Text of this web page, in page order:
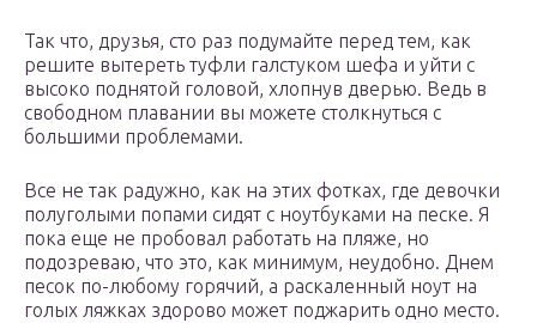
Так что, друзья, сто раз подумайте перед тем, как
решите вытереть туфли галстуком шефа и уйти с
высоко поднятой головой, хлопнув дверью. Ведь в
свободном плавании вы можете столкнуться с
большими проблемами.
Все не так радужно, как на этих фотках, где девочки
полуголыми попами сидят с ноутбуками на песке. Я
пока еще не пробовал работать на пляже, но
подозреваю, что это, как минимум, неудобно. Днем
песок по-любому горячий, а раскаленный ноут на
голых ляжках здорово может поджарить одно место.